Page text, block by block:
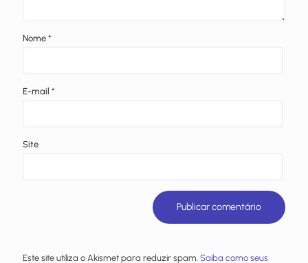
Nome *
E-mail *
Site
Este site utiliza o Akismet para reduzir spam. Saiba como seus